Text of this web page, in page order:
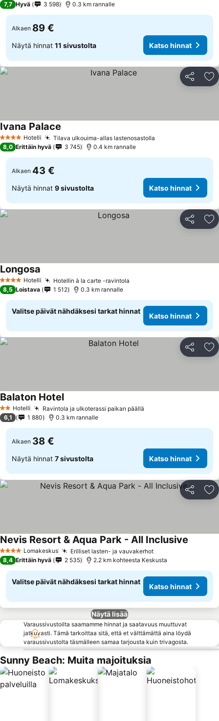
7,7 Hyvä 3 598 0.3 km rannalle
Alkaen 89 €
Näytä hinnat 11 sivustolta Katso hinnat
Jaa
4 Tähtiluokitus
Hotelli Tilava ulkouima-allas lastenosastolla
Ivana Palace
8,0 Erittäin hyvä 3 745 0.4 km rannalle
Alkaen 43 €
Näytä hinnat 9 sivustolta Katso hinnat
Jaa
4 Tähtiluokitus
Hotelli Hotellin à la carte -ravintola
Longosa
8,5 Loistava 1 512 0.3 km rannalle
Valitse päivät nähdäksesi tarkat hinnat
Katso hinnat
Jaa
2 Tähtiluokitus
Hotelli Ravintola ja ulkoterassi paikan päällä
Balaton Hotel
6,1 1 880 0.3 km rannalle
Alkaen 38 €
Näytä hinnat 7 sivustolta Katso hinnat
Jaa
4 TähtiluokitusLomakeskus Erilliset lasten- ja vauvakerhot
Nevis Resort & Aqua Park - All Inclusive
8,4 Erittäin hyvä 2 535 2.2 km kohteesta Keskusta
Valitse päivät nähdäksesi tarkat hinnat
Katso hinnat
Näytä lisää
Varaussivustoilta saamamme hinnat ja saatavuus muuttuvat
jatkuvasti. Tämä tarkoittaa sitä, että et välttämättä aina löydä
varaussivustolta täsmälleen samaa tarjousta kuin trivagosta.
Sunny Beach: Muita majoituksia